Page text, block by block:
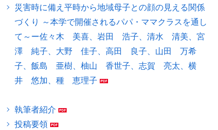
災害時に備え平時から地域母子との顔の見える関係
づくり ～本学で開催されるパパ・ママクラスを通し
て～ー佐々木 美喜、岩田 浩子、清水 清美、宮
澤 純子、大野 佳子、高田 良子、山田 万希
子、飯島 亜樹、柚山 香世子、志賀 亮太、横
井 悠加、種 恵理子
執筆者紹介
投稿要領